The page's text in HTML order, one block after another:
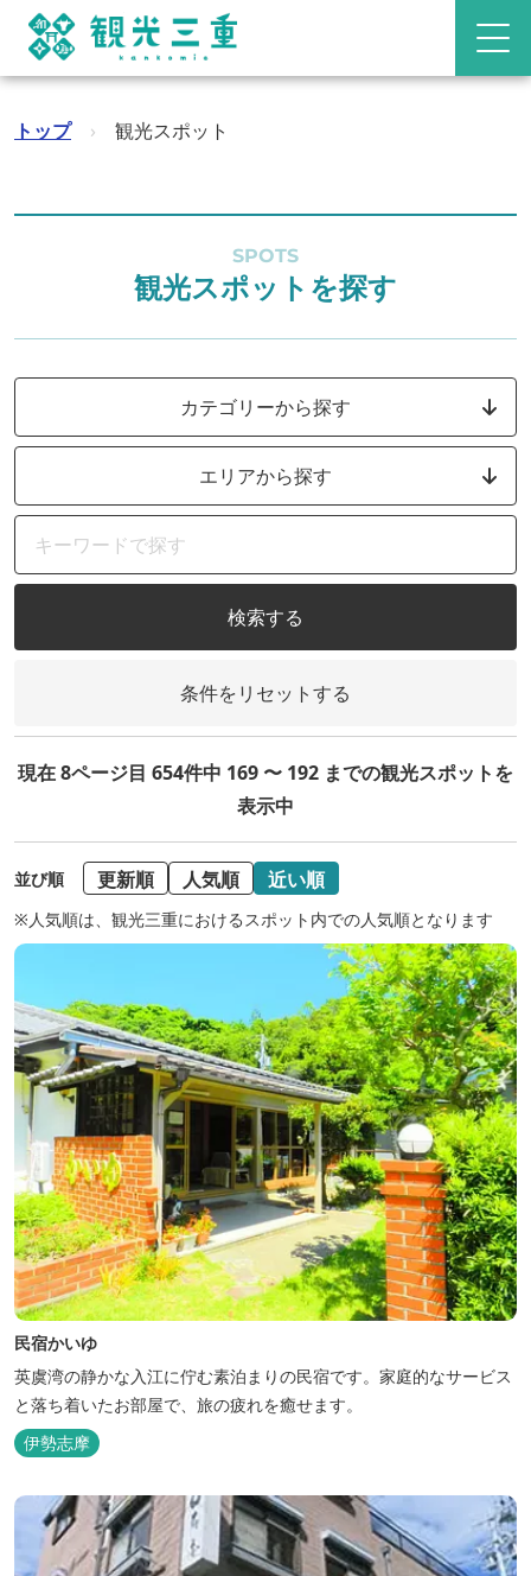
トップ › 観光スポット
SPOTS
観光スポットを探す
カテゴリーから探す
エリアから探す
検索する
条件をリセットする
現在 8ページ目 654件中 169 〜 192 までの観光スポットを
表示中
並び順 更新順 人気順 近い順
※人気順は、観光三重におけるスポット内での人気順となります
民宿かいゆ
英虞湾の静かな入江に佇む素泊まりの民宿です。家庭的なサービス
と落ち着いたお部屋で、旅の疲れを癒せます。
伊勢志摩